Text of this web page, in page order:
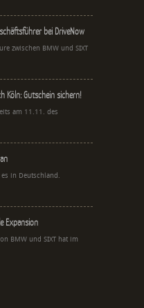
bei DriveNow
zwischen BMW und SIXT
Köln: Gutschein sichern!
am 11.11. des
in Deutschland.
Expansion
BMW und SIXT hat im